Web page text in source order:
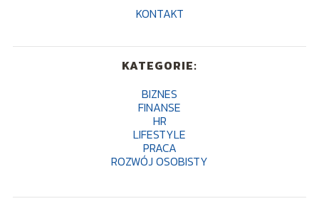
KONTAKT
KATEGORIE:
BIZNES
FINANSE
HR
LIFESTYLE
PRACA
ROZWÓJ OSOBISTY